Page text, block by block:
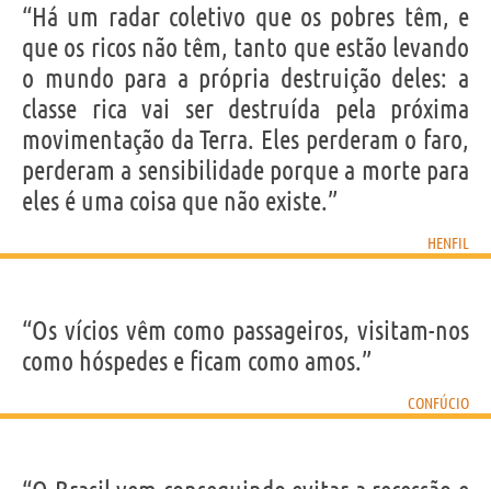
“Há um radar coletivo que os pobres têm, e
que os ricos não têm, tanto que estão levando
o mundo para a própria destruição deles: a
classe rica vai ser destruída pela próxima
movimentação da Terra. Eles perderam o faro,
perderam a sensibilidade porque a morte para
eles é uma coisa que não existe.”
HENFIL
“Os vícios vêm como passageiros, visitam-nos
como hóspedes e ficam como amos.”
CONFÚCIO